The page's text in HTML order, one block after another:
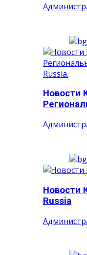
Новости
Новости
Russia